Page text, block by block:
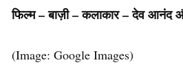
फिल्म – बाज़ी –कलाकार– देव आनंद
(Image: Google Images)